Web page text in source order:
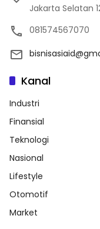
Jakarta Selatan
081574567070
Kanal
Industri
Finansial
Teknologi
Nasional
Lifestyle
Otomotif
Market